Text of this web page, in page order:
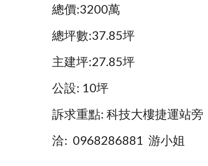
總價:3200萬
總坪數:37.85坪
主建坪:27.85坪
公設: 10坪
訴求重點: 科技大樓捷運站旁
洽:  0968286881  游小姐